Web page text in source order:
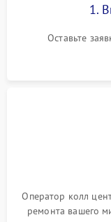
1.
Оставьте
Оператор колл
ремонта вашего